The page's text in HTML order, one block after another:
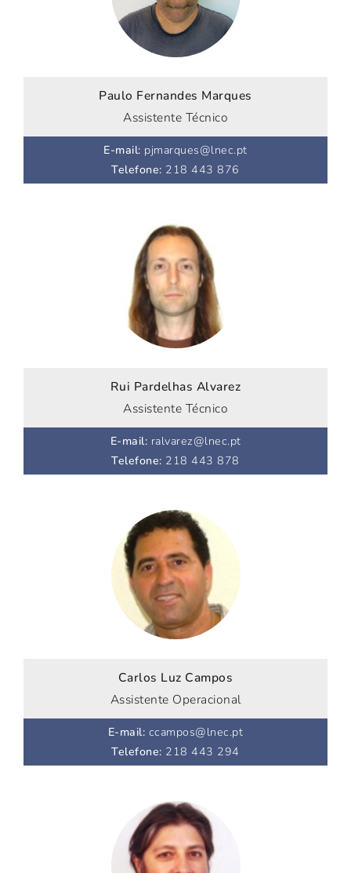
Paulo Fernandes Marques
Assistente Técnico
E-mail: pjmarques@lnec.pt
Telefone: 218 443 876
Rui Pardelhas Alvarez
Assistente Técnico
E-mail: ralvarez@lnec.pt
Telefone: 218 443 878
Carlos Luz Campos
Assistente Operacional
E-mail: ccampos@lnec.pt
Telefone: 218 443 294